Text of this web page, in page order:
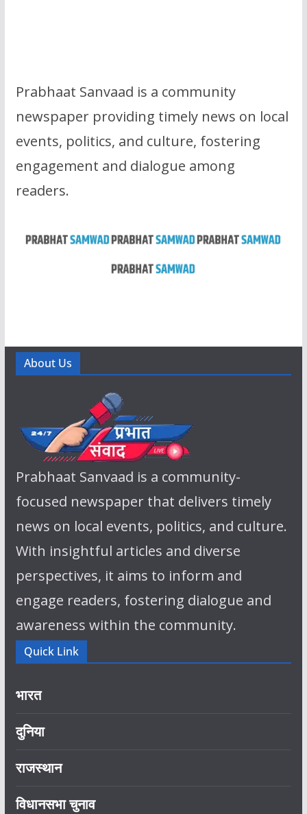
Prabhaat Sanvaad is a community
newspaper providing timely news on local
events, politics, and culture, fostering
engagement and dialogue among
readers.
About Us
Prabhaat Sanvaad is a community-
focused newspaper that delivers timely
news on local events, politics, and culture.
With insightful articles and diverse
perspectives, it aims to inform and
engage readers, fostering dialogue and
awareness within the community.
Quick Link
भारत
दुनिया
राजस्थान
विधानसभा चुनाव